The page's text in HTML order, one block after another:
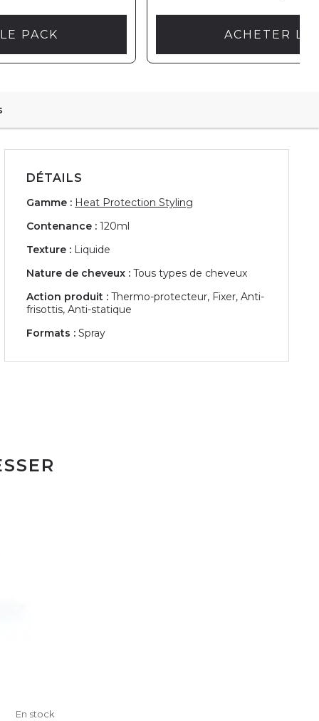
PACK ACHETER LE
DÉTAILS
Gamme : Heat Protection Styling
Contenance : 120ml
Texture : Liquide
Nature de cheveux : Tous types de cheveux
Action produit : Thermo-protecteur, Fixer, Anti-
frisottis, Anti-statique
Formats : Spray
En stock